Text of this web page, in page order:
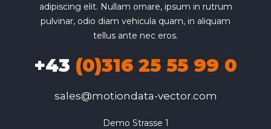
adipiscing elit. Nullam ornare, ipsum in rutrum
pulvinar, odio diam vehicula quam, in aliquam
tellus ante nec eros.
+43 (0)316 25 55 99 0
sales@motiondata-vector.com
Demo Strasse 1